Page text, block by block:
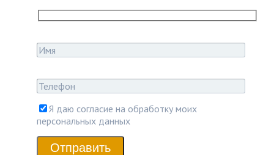
Я даю согласие на обработку моих
персональных данных
Отправить